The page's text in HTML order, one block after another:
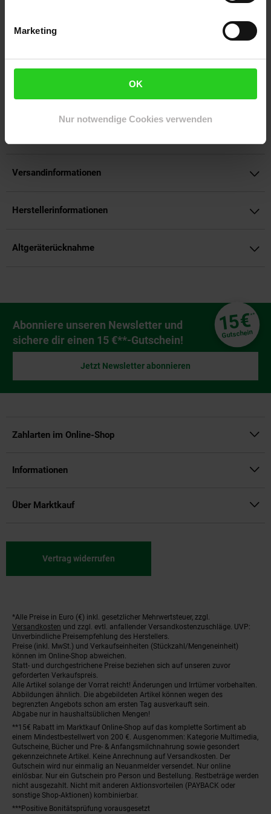
Marketing
OK
Nur notwendige Cookies verwenden
gehalten, um sich nahtlos in die Gestaltung Ihres Interieurs
einzufügen. Verbessern Sie Ihr Klingelsystem mit der Beafon
EAN: 9120124821556
Artikel gehört zur Kategorie:
Alarm & Sicherheit
Versandinformationen
Herstellerinformationen
Altgeräterücknahme
Newsletter Anmeldung
Abonniere unseren Newsletter und
sichere dir einen 15 €**-Gutschein!
15€**
Gutschein
Jetzt Newsletter abonnieren
Zahlarten im Online-Shop
Informationen
Über Marktkauf
Vertrag widerrufen
Fußnoten
*Alle Preise in Euro (€) inkl. gesetzlicher Mehrwertsteuer, zzgl.
Versandkosten und zzgl. evtl. anfallender Versandkostenzuschläge. UVP:
Unverbindliche Preisempfehlung des Herstellers.
Preise (inkl. MwSt.) und Verkaufseinheiten (Stückzahl/Mengeneinheit)
können im Online-Shop abweichen.
Statt- und durchgestrichene Preise beziehen sich auf unseren zuvor
geforderten Verkaufspreis.
Alle Artikel solange der Vorrat reicht! Änderungen und Irrtümer vorbehalten.
Abbildungen ähnlich. Die abgebildeten Artikel können wegen des
begrenzten Angebots schon am ersten Tag ausverkauft sein.
Abgabe nur in haushaltsüblichen Mengen!
**15€ Rabatt im Marktkauf Online-Shop auf das komplette Sortiment ab
einem Mindestbestellwert von 200 €. Ausgenommen: Kategorie Multimedia,
Gutscheine, Bücher und Pre- & Anfangsmilchnahrung sowie gesondert
gekennzeichnete Artikel. Keine Anrechnung auf Versandkosten. Der
Gutschein wird nur einmalig an Neuanmelder versendet. Nur online
einlösbar. Nur ein Gutschein pro Person und Bestellung. Restbeträge werden
nicht ausgezahlt. Nicht mit anderen Aktionsvorteilen (PAYBACK oder
sonstige Shop-Aktionen) kombinierbar.
***Positive Bonitätsprüfung vorausgesetzt